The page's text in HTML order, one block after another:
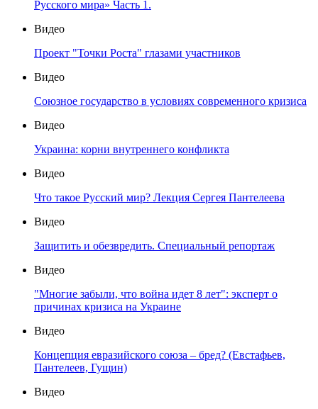
Русского мира» Часть 1.
Видео
Проект "Точки Роста" глазами участников
Видео
Союзное государство в условиях современного кризиса
Видео
Украина: корни внутреннего конфликта
Видео
Что такое Русский мир? Лекция Сергея Пантелеева
Видео
Защитить и обезвредить. Специальный репортаж
Видео
"Многие забыли, что война идет 8 лет": эксперт о
причинах кризиса на Украине
Видео
Концепция евразийского союза – бред? (Евстафьев,
Пантелеев, Гущин)
Видео